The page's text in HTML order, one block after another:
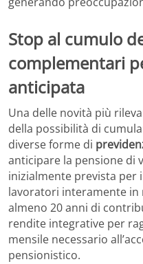
Stop al cumulo
complementari
anticipata
Una delle novità più
della possibilità di
diverse forme di
anticipare la pensione di
inizialmente prevista per
lavoratori interamente
almeno 20 anni di
rendite integrative per
mensile necessario
pensionistico.